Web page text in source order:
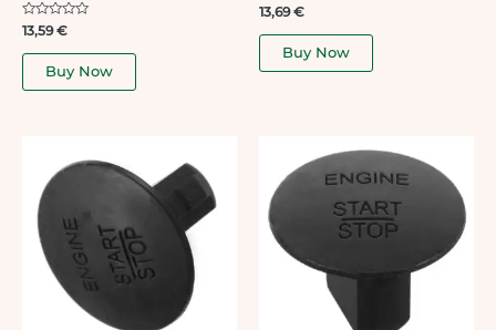
Rated
0
out
13,59€
Buy Now
Rated
0
out
13,69€
Buy Now